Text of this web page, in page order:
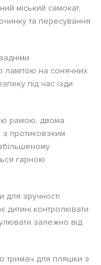
міський самокат,
та пересування
лампою на сонячних
під час їзди.
рамою, двома
з протиковзким
гарною
зручності
контролювати
залежно від
тримач для пляшки з